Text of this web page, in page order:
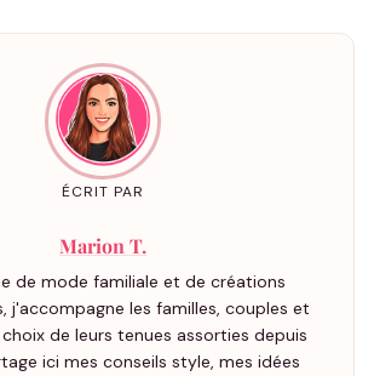
ÉCRIT PAR
Marion T.
de mode familiale et de créations
j'accompagne les familles, couples et
de leurs tenues assorties depuis
ici mes conseils style, mes idées